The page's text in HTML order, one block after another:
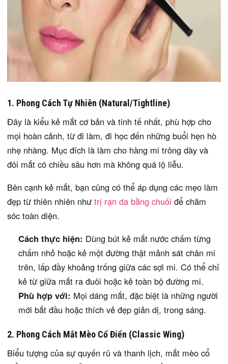
1. Phong Cách Tự Nhiên (Natural/Tightline)
Đây là kiểu kẻ mắt cơ bản và tinh tế nhất, phù hợp cho
mọi hoàn cảnh, từ đi làm, đi học đến những buổi hẹn hò
nhẹ nhàng. Mục đích là làm cho hàng mi trông dày và
đôi mắt có chiều sâu hơn mà không quá lộ liễu.
Bên cạnh kẻ mắt, bạn cũng có thể áp dụng các mẹo làm
đẹp từ thiên nhiên như trị rạn da bằng chuối để chăm
sóc toàn diện.
Cách thực hiện: Dùng bút kẻ mắt nước chấm từng
chấm nhỏ hoặc kẻ một đường thật mảnh sát chân mi
trên, lấp đầy khoảng trống giữa các sợi mi. Có thể chỉ
kẻ từ giữa mắt ra đuôi hoặc kẻ toàn bộ đường mi.
Phù hợp với: Mọi dáng mắt, đặc biệt là những người
mới bắt đầu hoặc thích vẻ đẹp giản dị, trong sáng.
2. Phong Cách Mắt Mèo Cổ Điển (Classic Wing)
Biểu tượng của sự quyến rũ và thanh lịch, mắt mèo cổ